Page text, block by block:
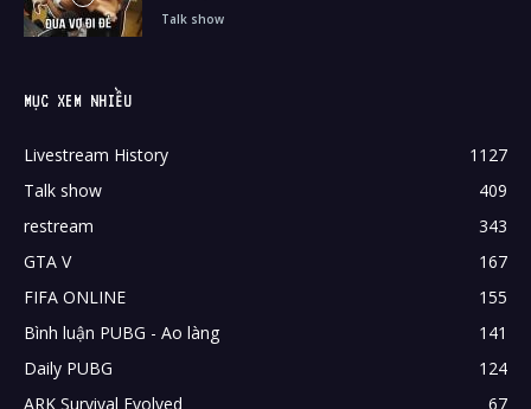
Talk show
MỤC XEM NHIỀU
Livestream History
1127
Talk show
409
restream
343
GTA V
167
FIFA ONLINE
155
Bình luận PUBG - Ao làng
141
Daily PUBG
124
ARK Survival Evolved
67